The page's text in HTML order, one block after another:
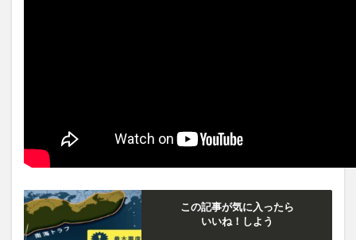
この記事が気に入ったら
いいね！しよう